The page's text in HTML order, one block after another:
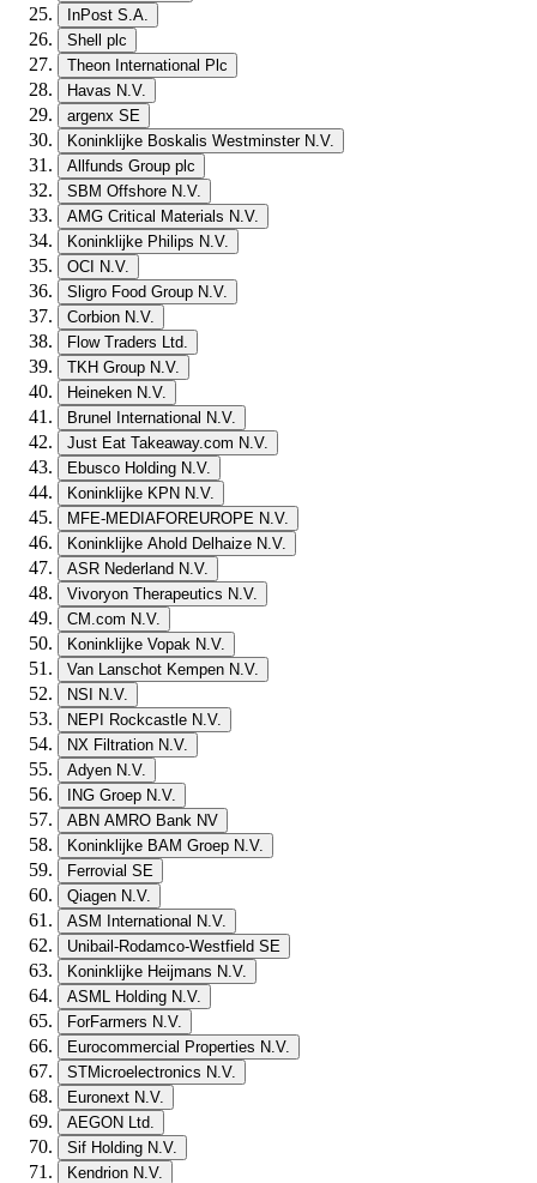
InPost S.A.
Shell plc
Theon International Plc
Havas N.V.
argenx SE
Koninklijke Boskalis Westminster N.V.
Allfunds Group plc
SBM Offshore N.V.
AMG Critical Materials N.V.
Koninklijke Philips N.V.
OCI N.V.
Sligro Food Group N.V.
Corbion N.V.
Flow Traders Ltd.
TKH Group N.V.
Heineken N.V.
Brunel International N.V.
Just Eat Takeaway.com N.V.
Ebusco Holding N.V.
Koninklijke KPN N.V.
MFE-MEDIAFOREUROPE N.V.
Koninklijke Ahold Delhaize N.V.
ASR Nederland N.V.
Vivoryon Therapeutics N.V.
CM.com N.V.
Koninklijke Vopak N.V.
Van Lanschot Kempen N.V.
NSI N.V.
NEPI Rockcastle N.V.
NX Filtration N.V.
Adyen N.V.
ING Groep N.V.
ABN AMRO Bank NV
Koninklijke BAM Groep N.V.
Ferrovial SE
Qiagen N.V.
ASM International N.V.
Unibail-Rodamco-Westfield SE
Koninklijke Heijmans N.V.
ASML Holding N.V.
ForFarmers N.V.
Eurocommercial Properties N.V.
STMicroelectronics N.V.
Euronext N.V.
AEGON Ltd.
Sif Holding N.V.
Kendrion N.V.